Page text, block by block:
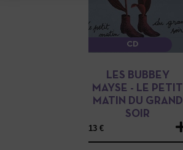
CD
LES BUBBEY
MAYSE - LE PETIT
MATIN DU GRAND
SOIR
13 €